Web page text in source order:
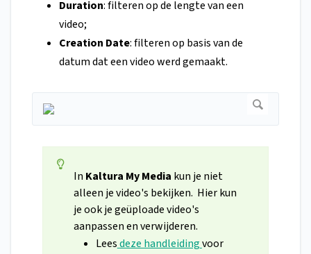
Duration: filteren op de lengte van een
video;
Creation Date: filteren op basis van de
datum dat een video werd gemaakt.
In Kaltura My Media kun je niet
alleen je video's bekijken. Hier kun
je ook je geüploade video's
aanpassen en verwijderen.
Leesdeze handleidingvoor